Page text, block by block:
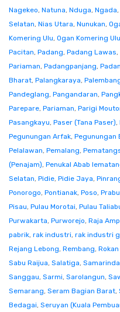
Nagekeo, Natuna, Nduga, Ngada,
Selatan, Nias Utara, Nunukan,
Komering Ulu, Ogan Komering
Pacitan, Padang, Padang Lawas,
Pariaman, Padangpanjang,
Bharat, Palangkaraya,
Pandeglang, Pangandaran,
Parepare, Pariaman, Parigi
Pasangkayu, Paser (Tana Paser),
Pegunungan Arfak, Pegunungan
Pelalawan, Pemalang,
(Penajam), Penukal Abab
Selatan, Pidie, Pidie Jaya,
Ponorogo, Pontianak, Poso,
Pisau, Pulau Morotai, Pulau
Purwakarta, Purworejo, Raja
pabrik, rak industri, rak industri
Rejang Lebong, Rembang,
Sabu Raijua, Salatiga, Samarinda
Sanggau, Sarmi, Sarolangun,
Semarang, Seram Bagian Barat,
Bedagai, Seruyan (Kuala